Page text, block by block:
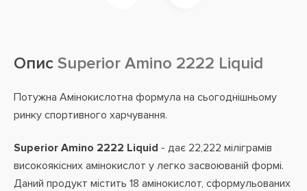
Опис Superior Amino 2222 Liquid
Потужна Амінокислотна формула на сьогоднішньому
ринку спортивного харчування.
Superior Amino 2222 Liquid - дає 22,222 міліграмів
високоякісних амінокислот у легко засвоюваній формі.
Даний продукт містить 18 амінокислот, сформульованих